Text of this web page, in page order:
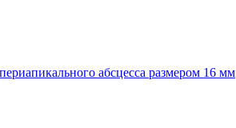
абсцесса размером 16 мм